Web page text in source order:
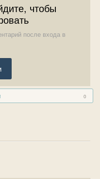
чтобы
после входа в
0